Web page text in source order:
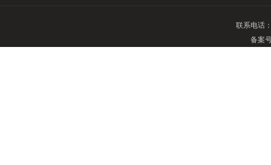
联系电话
备案